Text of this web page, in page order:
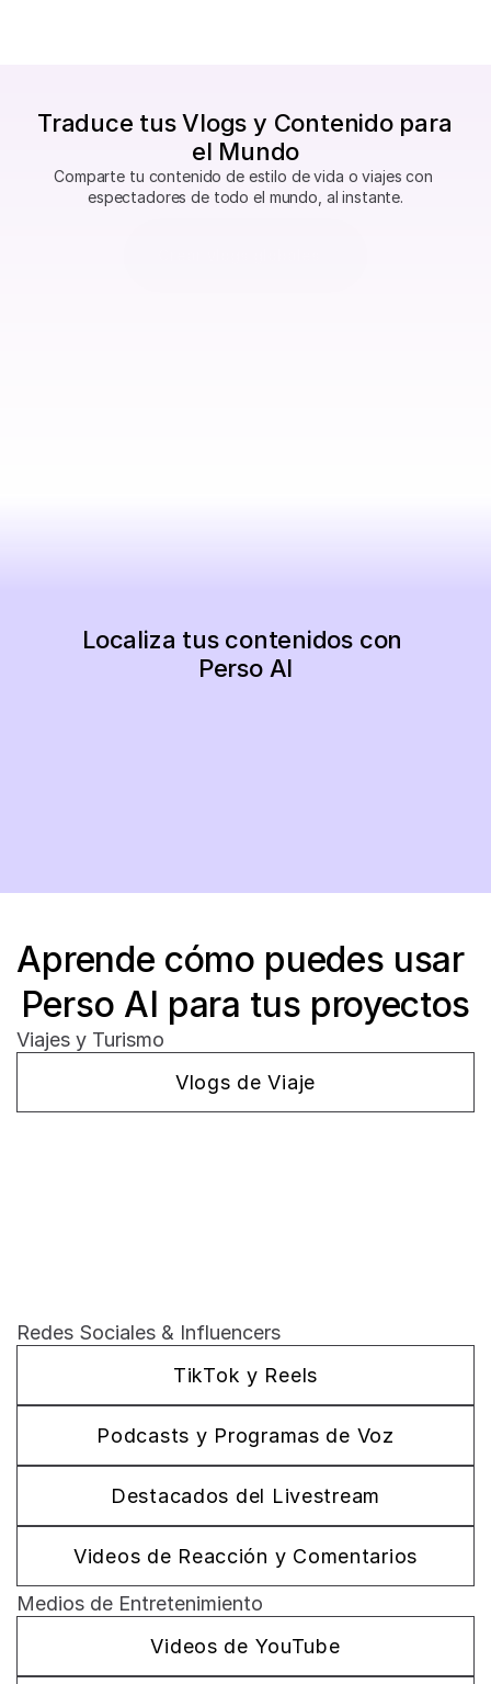
Traduce tus Vlogs y Contenido para
el Mundo
Comparte tu contenido de estilo de vida o viajes con
espectadores de todo el mundo, al instante.
Aprende cómo puedes usar
Perso AI para tus proyectos
Medios de Entretenimiento
Videos de YouTube
Redes Sociales & Influencers
TikTok y Reels
Podcasts y Programas de Voz
Destacados del Livestream
Videos de Reacción y Comentarios
Viajes y Turismo
Vlogs de Viaje
Localiza tus contenidos con
Perso AI